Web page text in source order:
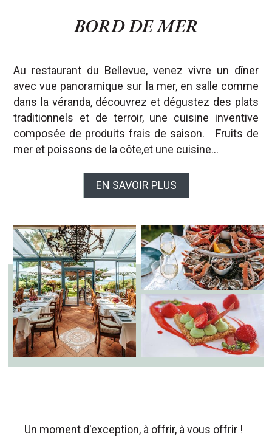
BORD DE MER
Au restaurant du Bellevue, venez vivre un dîner
avec vue panoramique sur la mer, en salle comme
dans la véranda, découvrez et dégustez des plats
traditionnels et de terroir, une cuisine inventive
composée de produits frais de saison. Fruits de
mer et poissons de la côte,et une cuisine…
EN SAVOIR PLUS
Un moment d'exception, à offrir, à vous offrir !